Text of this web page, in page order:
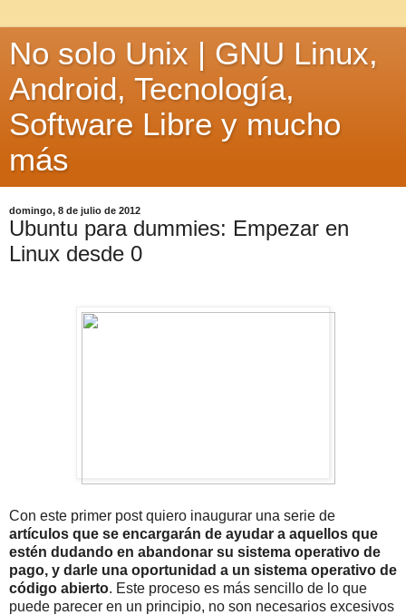
No solo Unix | GNU Linux,
Android, Tecnología,
Software Libre y mucho
más
domingo, 8 de julio de 2012
Ubuntu para dummies: Empezar en
Linux desde 0
Con este primer post quiero inaugurar una serie de
artículos que se encargarán de ayudar a aquellos que
estén dudando en abandonar su sistema operativo de
pago, y darle una oportunidad a un sistema operativo de
código abierto. Este proceso es más sencillo de lo que
puede parecer en un principio, no son necesarios excesivos